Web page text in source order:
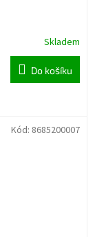
Skladem
Do košíku
Kód: 8685200007